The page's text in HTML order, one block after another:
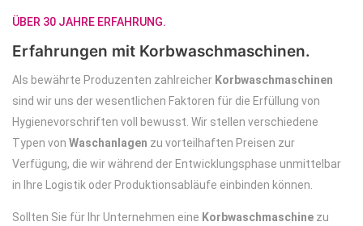
ÜBER 30 JAHRE ERFAHRUNG.
Erfahrungen mit Korbwaschmaschinen.
Als bewährte Produzenten zahlreicher Korbwaschmaschinen
sind wir uns der wesentlichen Faktoren für die Erfüllung von
Hygienevorschriften voll bewusst. Wir stellen verschiedene
Typen von Waschanlagen zu vorteilhaften Preisen zur
Verfügung, die wir während der Entwicklungsphase unmittelbar
in Ihre Logistik oder Produktionsabläufe einbinden können.
Sollten Sie für Ihr Unternehmen eine Korbwaschmaschine zu